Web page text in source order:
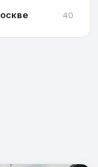
40